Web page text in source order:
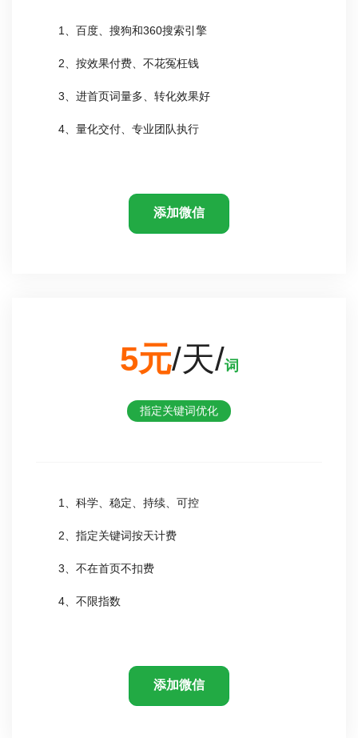
1、百度、搜狗和360搜索引擎
2、按效果付费、不花冤枉钱
3、进首页词量多、转化效果好
4、量化交付、专业团队执行
添加微信
5元/天/词
指定关键词优化
1、科学、稳定、持续、可控
2、指定关键词按天计费
3、不在首页不扣费
4、不限指数
添加微信